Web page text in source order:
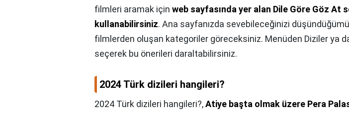
filmleri aramak için web sayfasında yer alan Dile Göre Göz At
kullanabilirsiniz. Ana sayfanızda sevebileceğinizi
filmlerden oluşan kategoriler göreceksiniz. Menüden Diziler ya
seçerek bu önerileri daraltabilirsiniz.
2024 Türk dizileri hangileri?
2024 Türk dizileri hangileri?,Atiye başta olmak üzere Pera